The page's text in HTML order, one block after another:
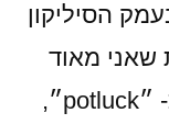
הסיליקון
שאני מאוד
אוהב, מה שמוגדר באמריקע כ- ״potluck״,